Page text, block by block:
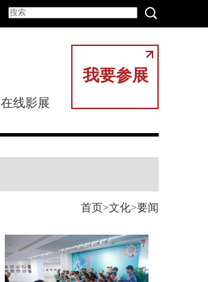
我要参展
在线影展
首页 文化 要闻